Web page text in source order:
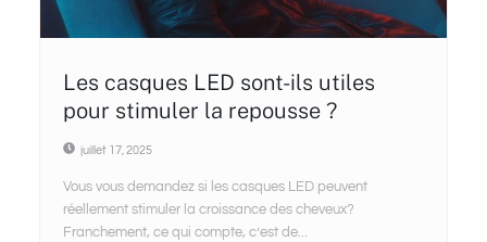
Les casques LED sont-ils utiles
pour stimuler la repousse ?
juillet 17, 2025
Vous vous demandez si les casques LED peuvent
réellement stimuler la croissance des cheveux?
Franchement, ce qui compte, c’est de...